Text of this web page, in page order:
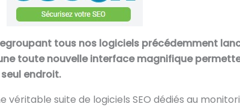
tous nos logiciels précédemment
toute nouvelle interface magnifique
endroit.
véritable suite de logiciels SEO dédiés au